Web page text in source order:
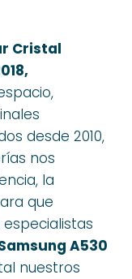
Cristal
desde 2010,
nos
la
que
A530
nuestros